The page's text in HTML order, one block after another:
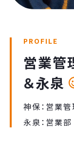
PROFILE
営業
＆永泉
神保：営業
永泉：営業